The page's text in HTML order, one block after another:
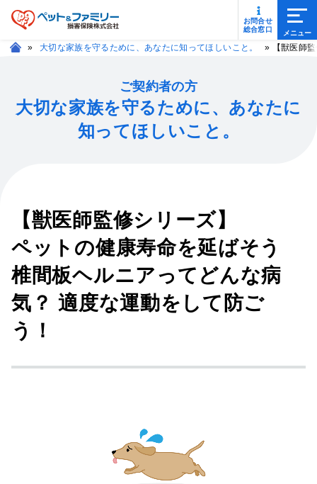
お問合せ
総合窓口
» 大切な家族を守るために、あなたに知ってほしいこと。 » 【獣医師
ご契約者の方
大切な家族を守るために、あなたに
知ってほしいこと。
【獣医師監修シリーズ】
ペットの健康寿命を延ばそう
椎間板ヘルニアってどんな病
気？ 適度な運動をして防ご
う！